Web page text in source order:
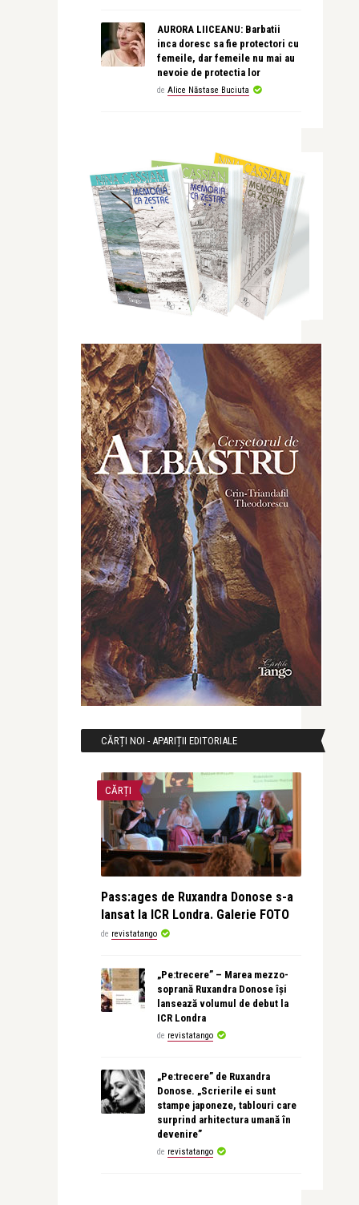
AURORA LIICEANU: Barbatii
inca doresc sa fie protectori cu
femeile, dar femeile nu mai au
nevoie de protectia lor
de Alice Năstase Buciuta
CĂRȚI NOI - APARIȚII EDITORIALE
CĂRȚI
Pass:ages de Ruxandra Donose s-a
lansat la ICR Londra. Galerie FOTO
de revistatango
„Pe:trecere” – Marea mezzo-
soprană Ruxandra Donose își
lansează volumul de debut la
ICR Londra
de revistatango
„Pe:trecere” de Ruxandra
Donose. „Scrierile ei sunt
stampe japoneze, tablouri care
surprind arhitectura umană în
devenire”
de revistatango